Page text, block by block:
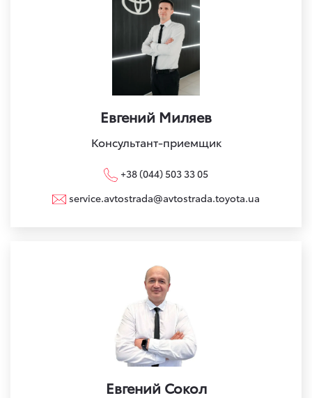
Евгений Миляев
Консультант-приемщик
+38 (044) 503 33 05
service.avtostrada@avtostrada.toyota.ua
Евгений Сокол